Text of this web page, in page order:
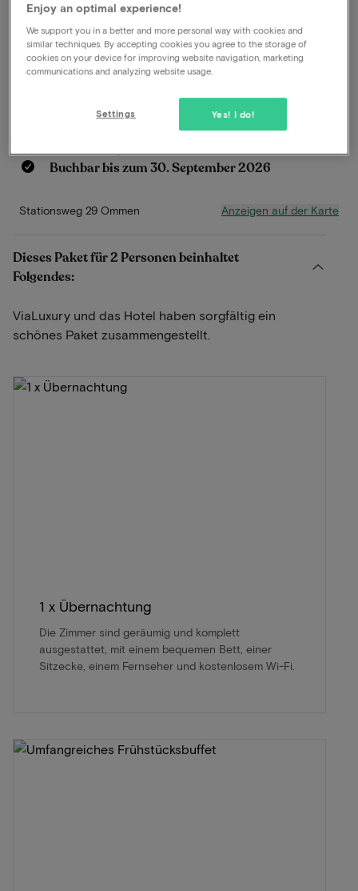
Weiterlesen
Inklusive Buchungskosten
Inklusive Abendessen
Schwimmbad vorhanden
Buchbar bis zum 30. September 2026
Stationsweg 29 Ommen Anzeigen auf der Karte
Dieses Paket für 2 Personen beinhaltet
Folgendes:
ViaLuxury und das Hotel haben sorgfältig ein
schönes Paket zusammengestellt.
1 x Übernachtung
Die Zimmer sind geräumig und komplett
ausgestattet, mit einem bequemen Bett, einer
Sitzecke, einem Fernseher und kostenlosem Wi-Fi.
Enjoy an optimal experience!
We support you in a better and more personal way with cookies and
similar techniques. By accepting cookies you agree to the storage of
cookies on your device for improving website navigation, marketing
communications and analyzing website usage.
Yes! I do!
Settings